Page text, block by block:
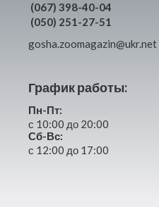
(067) 398-40-04
(050) 251-27-51
gosha.zoomagazin@ukr.net
График работы:
Пн-Пт:
с 10:00 до 20:00
Сб-Вс:
с 12:00 до 17:00